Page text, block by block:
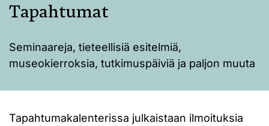
Tapahtumat
Seminaareja, tieteellisiä esitelmiä,
museokierroksia, tutkimuspäiviä ja paljon muuta
Tapahtumakalenterissa julkaistaan ilmoituksia